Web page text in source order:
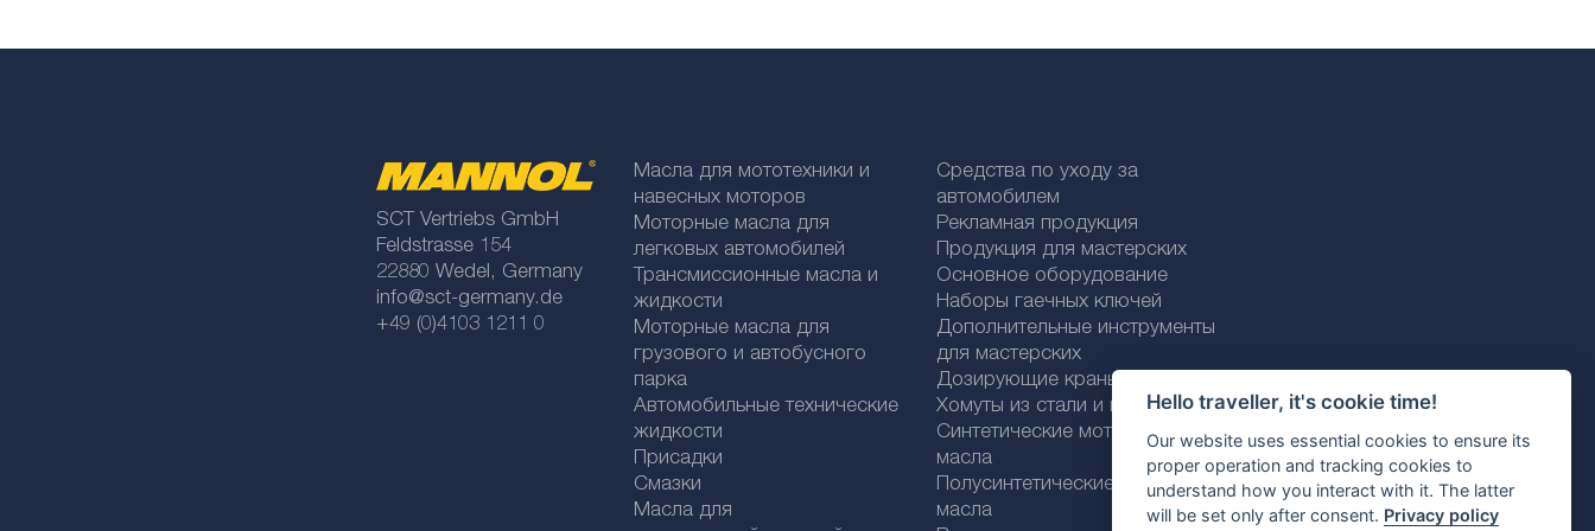
Hello traveller, it's cookie time!
Our website uses essential cookies to ensure its
proper operation and tracking cookies to
understand how you interact with it. The latter
will be set only after consent. Privacy policy
SCT Vertriebs GmbH
Feldstrasse 154
22880 Wedel, Germany
info@sct-germany.de
+49 (0)4103 1211 0
Масла для мототехники и
навесных моторов
Моторные масла для
легковых автомобилей
Трансмиссионные масла и
жидкости
Моторные масла для
грузового и автобусного
парка
Автомобильные технические
жидкости
Присадки
Смазки
Масла для
Средства по уходу за
автомобилем
Рекламная продукция
Продукция для мастерских
Основное оборудование
Наборы гаечных ключей
Дополнительные инструменты
для мастерских
Дозирующие краны / трубки
Хомуты из стали и пластика
Синтетические моторные
масла
Полусинтетические моторные
масла